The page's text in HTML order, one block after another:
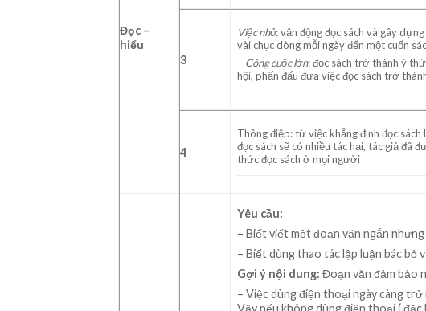
Đọc –
hiểu
3
Việc nhỏ: vận động đọc sách và gây
vài chục dòng mỗi ngày đến một cuốn
– Công cuộc lớn: đọc sách trở thành ý
hội, phấn đấu đưa việc đọc sách trở
4
Thông điệp: từ việc khẳng định đọc
đọc sách sẽ có nhiều tác hại, tác giả đã
thức đọc sách ở mọi người
Yêu cầu:
–Biết viết một đoạn văn ngắn
– Biết dùng thao tác lập luận bác bỏ
Gợi ý nội dung:Đoạn văn đảm bảo
– Việc dùng điện thoại ngày càng